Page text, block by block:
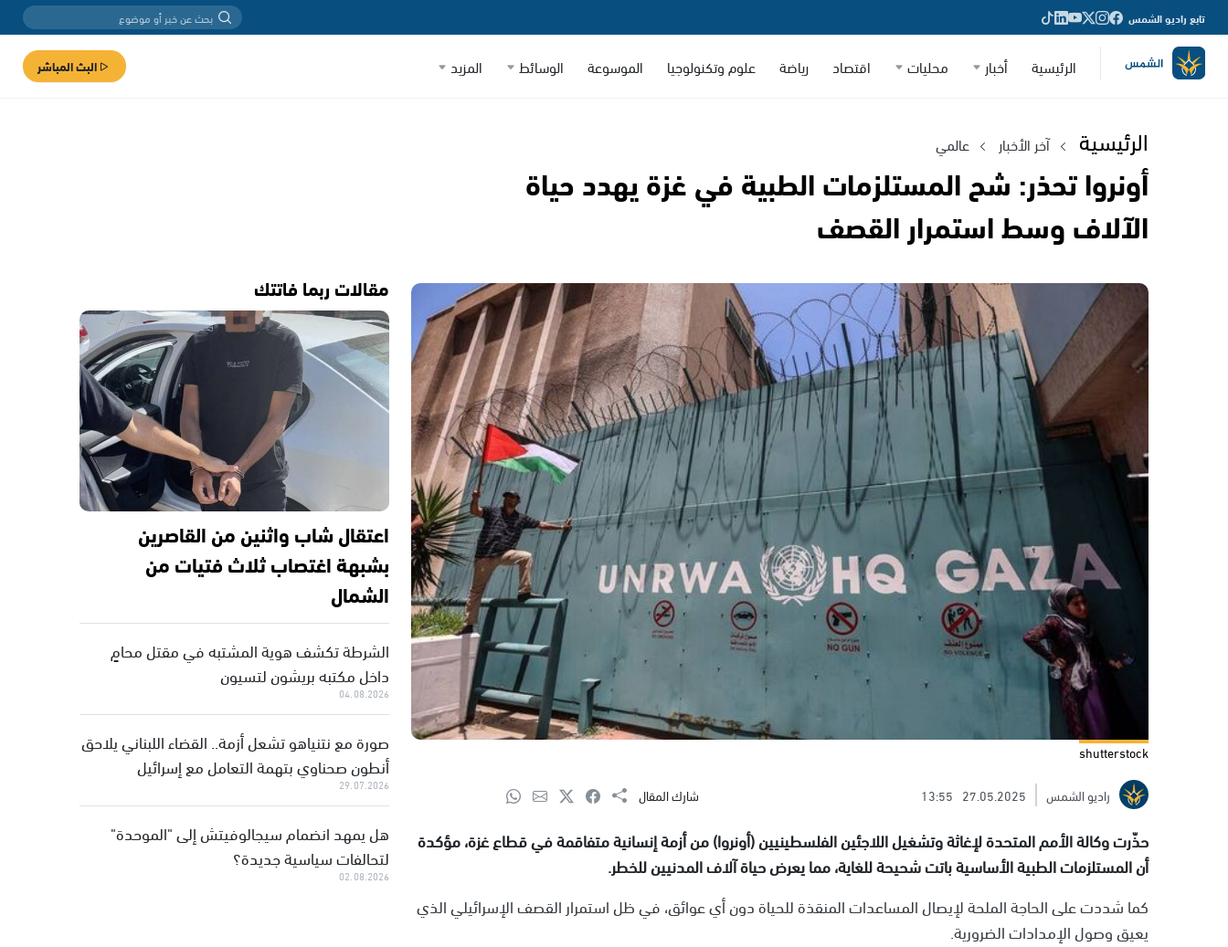
تابع راديو الشمس
الرئيسية أخبار محليات اقتصاد رياضة علوم وتكنولوجيا الموسوعة الوسائط المزيد البث المباشر
الرئيسية آخر الأخبار عالمي
أونروا تحذر: شح المستلزمات الطبية في غزة يهدد حياة
الآلاف وسط استمرار القصف
shutterstock
راديو الشمس
27.05.2025
13:55 شارك المقال
حذّرت وكالة الأمم المتحدة لإغاثة وتشغيل اللاجئين الفلسطينيين (أونروا) من أزمة إنسانية متفاقمة في قطاع غزة، مؤكدة
أن المستلزمات الطبية الأساسية باتت شحيحة للغاية، مما يعرض حياة آلاف المدنيين للخطر.
كما شددت على الحاجة الملحة لإيصال المساعدات المنقذة للحياة دون أي عوائق، في ظل استمرار القصف الإسرائيلي الذي
يعيق وصول الإمدادات الضرورية.
مقالات ربما فاتتك
اعتقال شاب واثنين من القاصرين
بشبهة اغتصاب ثلاث فتيات من
الشمال
الشرطة تكشف هوية المشتبه في مقتل محامٍ
داخل مكتبه بريشون لتسيون
04.08.2026
صورة مع نتنياهو تشعل أزمة.. القضاء اللبناني يلاحق
أنطون صحناوي بتهمة التعامل مع إسرائيل
29.07.2026
هل يمهد انضمام سيجالوفيتش إلى "الموحدة"
لتحالفات سياسية جديدة؟
02.08.2026